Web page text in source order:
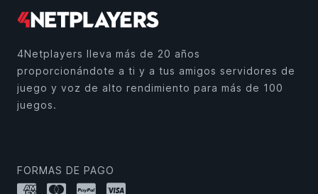
4Netplayers lleva más de 20 años
proporcionándote a ti y a tus amigos servidores de
juego y voz de alto rendimiento para más de 100
juegos.
FORMAS DE PAGO